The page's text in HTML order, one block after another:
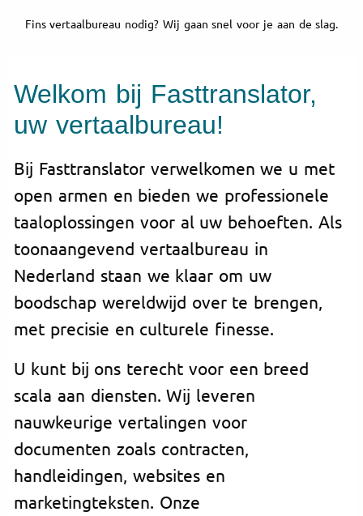
Fins vertaalbureau nodig? Wij gaan snel voor je aan de slag.
Welkom bij Fasttranslator,
uw vertaalbureau!
Bij Fasttranslator verwelkomen we u met
open armen en bieden we professionele
taaloplossingen voor al uw behoeften. Als
toonaangevend vertaalbureau in
Nederland staan we klaar om uw
boodschap wereldwijd over te brengen,
met precisie en culturele finesse.
U kunt bij ons terecht voor een breed
scala aan diensten. Wij leveren
nauwkeurige vertalingen voor
documenten zoals contracten,
handleidingen, websites en
marketingteksten. Onze